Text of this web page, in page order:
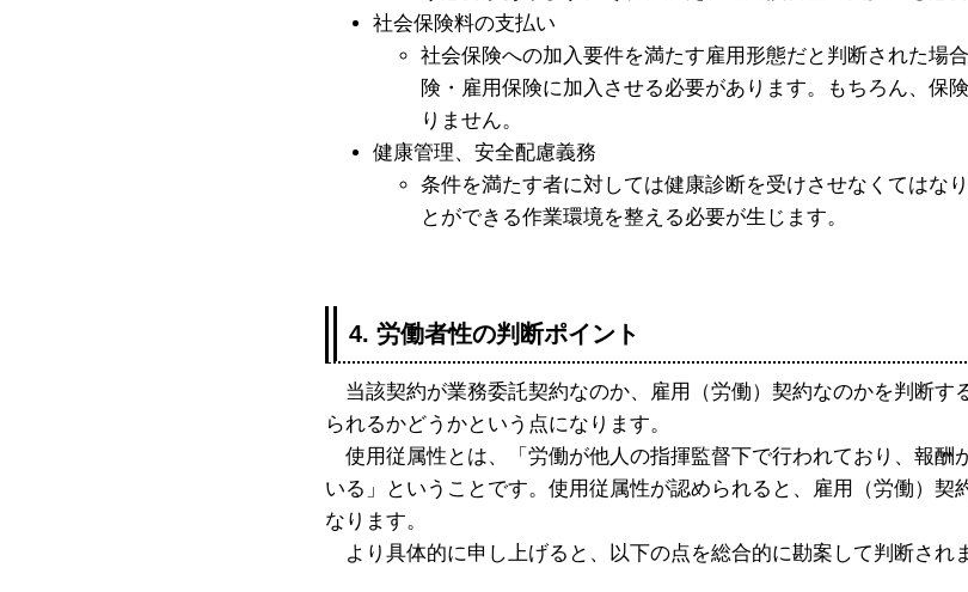
社会保険料の支払い
社会保険への加入要件を満たす雇用形態だと判断された場
険・雇用保険に加入させる必要があります。もちろん、保
りません。
健康管理、安全配慮義務
条件を満たす者に対しては健康診断を受けさせなくてはな
とができる作業環境を整える必要が生じます。
4. 労働者性の判断ポイント
当該契約が業務委託契約なのか、雇用（労働）契約なのかを判断す
られるかどうかという点になります。
使用従属性とは、「労働が他人の指揮監督下で行われており、報酬
いる」ということです。使用従属性が認められると、雇用（労働）契
なります。
より具体的に申し上げると、以下の点を総合的に勘案して判断され